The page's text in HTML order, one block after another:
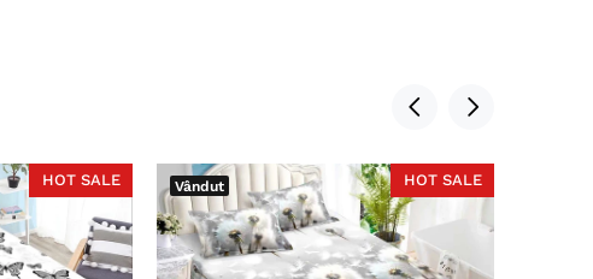
HOT SALE HOT SALE
Vândut